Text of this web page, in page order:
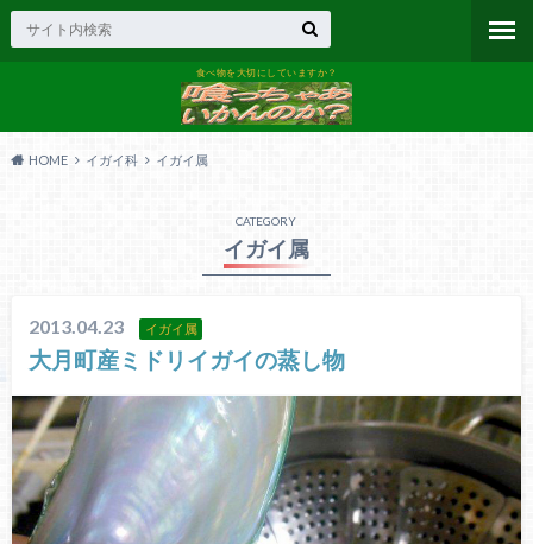
食べ物を大切にしていますか？
HOME イガイ科 イガイ属
CATEGORY
イガイ属
2013.04.23 イガイ属
大月町産ミドリイガイの蒸し物